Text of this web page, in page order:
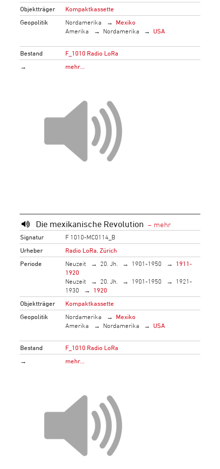
Objektträger
Kompaktkassette
Geopolitik
Nordamerika
Mexiko
Amerika
Nordamerika USA
Bestand
F_1010 Radio LoRa
→
mehr…
Die mexikanische Revolution
Signatur
F 1010-MC0114_B
Urheber
Radio LoRa, Zürich
Periode
Neuzeit 20. Jh. 1901-1950
1911-
1920
Neuzeit
20. Jh. 1901-1950
1921-
1930
1920
Objektträger
Kompaktkassette
Geopolitik
Nordamerika
Mexiko
Amerika
Nordamerika USA
Bestand
F_1010 Radio LoRa
→
mehr…